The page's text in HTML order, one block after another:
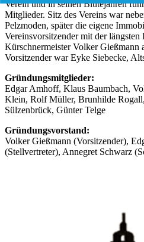
Verein und in seinen Blütejahren
Mitglieder. Sitz des Vereins war
Pelzmoden, später die eigene
Vereinsvorsitzender mit der
Kürschnermeister Volker Gießmann
Vorsitzender war Eyke Siebecke,
Gründungsmitglieder:
Edgar Amhoff, Klaus Baumbach,
Klein, Rolf Müller, Brunhilde
Sülzenbrück, Günter Telge
Gründungsvorstand:
Volker Gießmann (Vorsitzender),
(Stellvertreter), Annegret Schwarz